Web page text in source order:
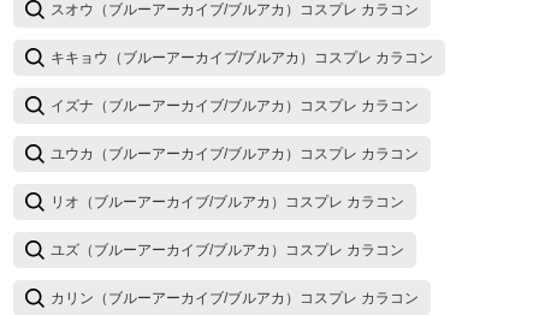
スオウ（ブルーアーカイブ/ブルアカ）コスプレ カラコン
キキョウ（ブルーアーカイブ/ブルアカ）コスプレ カラコン
イズナ（ブルーアーカイブ/ブルアカ）コスプレ カラコン
ユウカ（ブルーアーカイブ/ブルアカ）コスプレ カラコン
リオ（ブルーアーカイブ/ブルアカ）コスプレ カラコン
ユズ（ブルーアーカイブ/ブルアカ）コスプレ カラコン
カリン（ブルーアーカイブ/ブルアカ）コスプレ カラコン